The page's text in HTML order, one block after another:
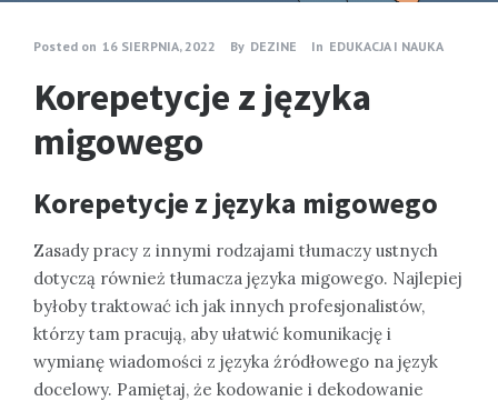
Posted on 16 SIERPNIA, 2022 By DEZINE In EDUKACJA I NAUKA
Korepetycje z języka
migowego
Korepetycje z języka migowego
Zasady pracy z innymi rodzajami tłumaczy ustnych
dotyczą również tłumacza języka migowego. Najlepiej
byłoby traktować ich jak innych profesjonalistów,
którzy tam pracują, aby ułatwić komunikację i
wymianę wiadomości z języka źródłowego na język
docelowy. Pamiętaj, że kodowanie i dekodowanie